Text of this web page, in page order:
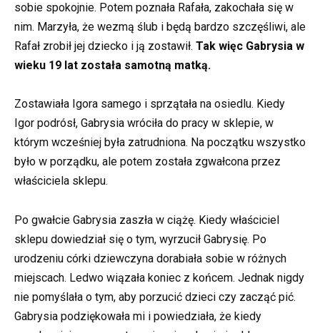
sobie spokojnie. Potem poznała Rafała, zakochała się w
nim. Marzyła, że wezmą ślub i będą bardzo szczęśliwi, ale
Rafał zrobił jej dziecko i ją zostawił. Tak więc Gabrysia w
wieku 19 lat została samotną matką.
Zostawiała Igora samego i sprzątała na osiedlu. Kiedy
Igor podrósł, Gabrysia wróciła do pracy w sklepie, w
którym wcześniej była zatrudniona. Na początku wszystko
było w porządku, ale potem została zgwałcona przez
właściciela sklepu.
Po gwałcie Gabrysia zaszła w ciążę. Kiedy właściciel
sklepu dowiedział się o tym, wyrzucił Gabrysię. Po
urodzeniu córki dziewczyna dorabiała sobie w różnych
miejscach. Ledwo wiązała koniec z końcem. Jednak nigdy
nie pomyślała o tym, aby porzucić dzieci czy zacząć pić.
Gabrysia podziękowała mi i powiedziała, że kiedy